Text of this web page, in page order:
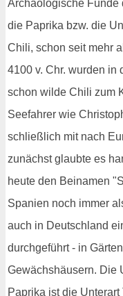
Archäologische Funde
die Paprika bzw. die
Chili, schon seit mehr
4100 v. Chr. wurden in
schon wilde Chili zum
Seefahrer wie
schließlich mit nach
zunächst glaubte es
heute den Beinamen
Spanien noch immer
auch in Deutschland
durchgeführt - in
Gewächshäusern. Die
Paprika ist die